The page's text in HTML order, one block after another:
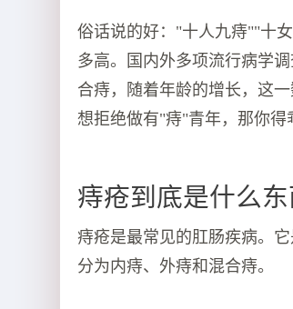
俗话说的好："十人九痔""十
多高。国内外多项流行病学
合痔，随着年龄的增长，这
想拒绝做有"痔"青年，那你得
痔疮到底是什么东
痔疮是最常见的肛肠疾病。
分为内痔、外痔和混合痔。